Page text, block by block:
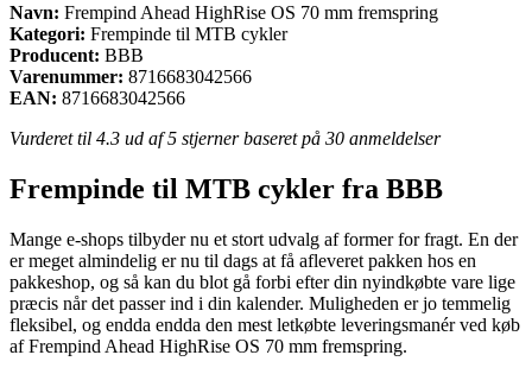
Navn: Frempind Ahead HighRise OS 70 mm fremspring
Kategori: Frempinde til MTB cykler
Producent: BBB
Varenummer: 8716683042566
EAN: 8716683042566
Vurderet til 4.3 ud af 5 stjerner baseret på 30 anmeldelser
Frempinde til MTB cykler fra BBB
Mange e-shops tilbyder nu et stort udvalg af former for fragt. En der
er meget almindelig er nu til dags at få afleveret pakken hos en
pakkeshop, og så kan du blot gå forbi efter din nyindkøbte vare lige
præcis når det passer ind i din kalender. Muligheden er jo temmelig
fleksibel, og endda endda den mest letkøbte leveringsmanér ved køb
af Frempind Ahead HighRise OS 70 mm fremspring.